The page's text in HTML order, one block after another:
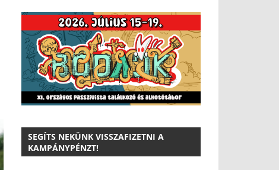
SEGÍTS NEKÜNK VISSZAFIZETNI A
KAMPÁNYPÉNZT!